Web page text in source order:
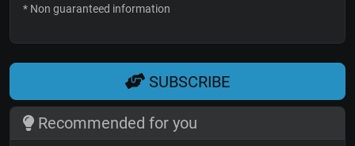
* Non guaranteed information
SUBSCRIBE
Recommended for you